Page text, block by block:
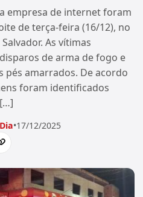
empresa de internet foram
de terça-feira (16/12), no
As vítimas
de arma de fogo e
pés amarrados. De acordo
foram identificados
•17/12/2025